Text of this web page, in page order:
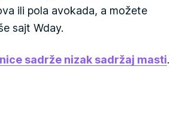
ili pola avokada, a možete
sajt Wday.
sadrže nizak sadržaj masti.